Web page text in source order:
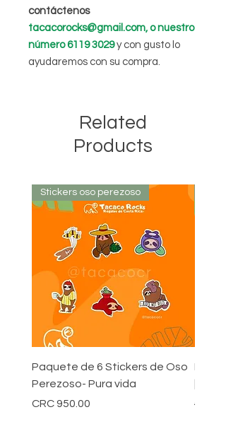
contáctenos
tacacorocks@gmail.com, o nuestro
número 6119 3029y con gusto lo
ayudaremos con su compra.
Related
Products
Stickers oso perezoso
Paquete de 6 Stickers de Oso
Perezoso- Pura vida
Price
CRC 950.00
Pack
CRC